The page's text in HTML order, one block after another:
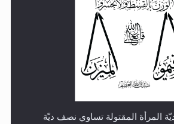
عليه السلام.. 4...
المرأة المقتولة تساوي نصف ديّة